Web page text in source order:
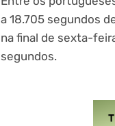
a 18.705 segundos
na final de sexta-
segundos.